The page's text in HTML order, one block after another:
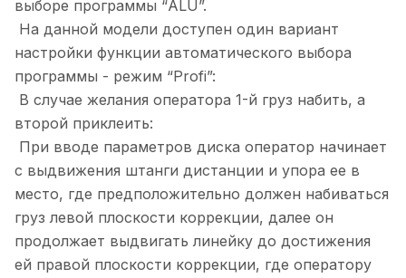
выборе программы “ALU”.
На данной модели доступен один вариант
настройки функции автоматического выбора
программы - режим “Profi”:
В случае желания оператора 1-й груз набить, а
второй приклеить:
При вводе параметров диска оператор начинает
с выдвижения штанги дистанции и упора ее в
место, где предположительно должен набиваться
груз левой плоскости коррекции, далее он
продолжает выдвигать линейку до достижения
ей правой плоскости коррекции, где оператору